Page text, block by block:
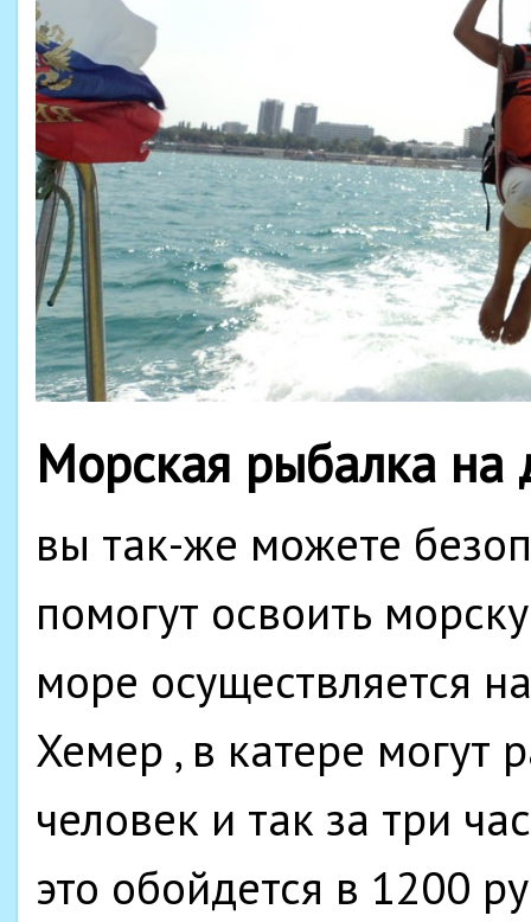
Морская рыбалка на
вы так-же можете
помогут освоить
море осуществляется
Хемер , в катере могут
человек и так за три
это обойдется в 1200